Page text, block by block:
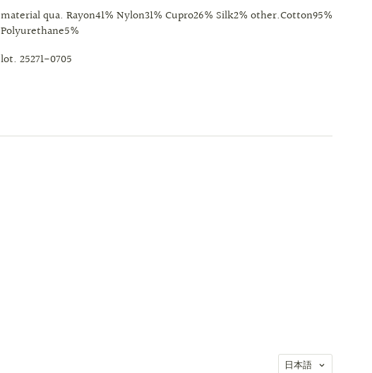
material qua. Rayon41% Nylon31% Cupro26% Silk2% other.Cotton95%
Polyurethane5%
lot. 25271-0705
言
日本語